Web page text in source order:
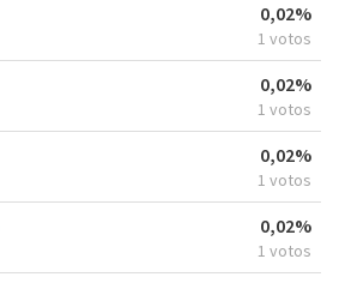
0,02%
1 votos
0,02%
1 votos
0,02%
1 votos
0,02%
1 votos